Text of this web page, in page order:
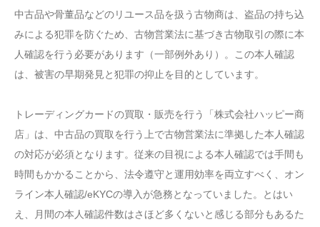
中古品や骨董品などのリユース品を扱う古物商は、盗品の持ち込
みによる犯罪を防ぐため、古物営業法に基づき古物取引の際に本
人確認を行う必要があります（一部例外あり）。この本人確認
は、被害の早期発見と犯罪の抑止を目的としています。
トレーディングカードの買取・販売を行う「株式会社ハッピー商
店」は、中古品の買取を行う上で古物営業法に準拠した本人確認
の対応が必須となります。従来の目視による本人確認では手間も
時間もかかることから、法令遵守と運用効率を両立すべく、オン
ライン本人確認/eKYCの導入が急務となっていました。とはい
え、月間の本人確認件数はさほど多くないと感じる部分もあるた